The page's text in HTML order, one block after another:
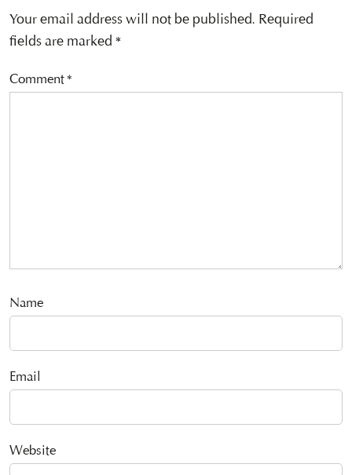
Your email address will not be published. Required
fields are marked *
Comment*
Name
Email
Website